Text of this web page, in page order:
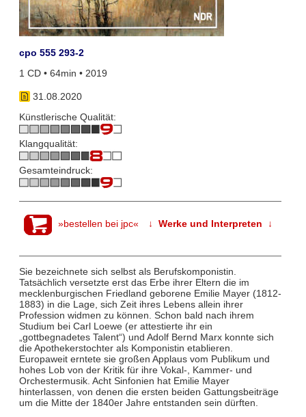
cpo 555 293-2
1 CD • 64min • 2019
31.08.2020
Künstlerische Qualität:
Klangqualität:
Gesamteindruck:
»bestellen bei jpc« ↓ Werke und Interpreten ↓
Sie bezeichnete sich selbst als Berufskomponistin.
Tatsächlich versetzte erst das Erbe ihrer Eltern die im
mecklenburgischen Friedland geborene Emilie Mayer (1812-
1883) in die Lage, sich Zeit ihres Lebens allein ihrer
Profession widmen zu können. Schon bald nach ihrem
Studium bei Carl Loewe (er attestierte ihr ein
„gottbegnadetes Talent“) und Adolf Bernd Marx konnte sich
die Apothekerstochter als Komponistin etablieren.
Europaweit erntete sie großen Applaus vom Publikum und
hohes Lob von der Kritik für ihre Vokal-, Kammer- und
Orchestermusik. Acht Sinfonien hat Emilie Mayer
hinterlassen, von denen die ersten beiden Gattungsbeiträge
um die Mitte der 1840er Jahre entstanden sein dürften.